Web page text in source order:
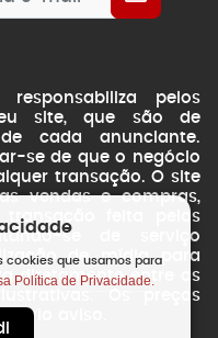
pelos
site, que são de
de cada anunciante.
se de que o negócio
transação. O site
vendas e compras,
feita pelos
se de serviço
de mídia para
diretamente entre as
Os preços
aviso.
cookies que usamos para
Política de Privacidade.